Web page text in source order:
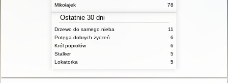
Mikołajek
78
Ostatnie 30 dni
Drzewo do samego nieba
11
Potęga dobrych życzeń
6
Król popiołów
6
Stalker
5
Lokatorka
5